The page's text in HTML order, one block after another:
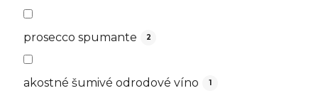
prosecco spumante 2
akostné šumivé odrodové víno 1